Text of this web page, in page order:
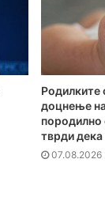
Родилките
доцнење
тврди дека
07.08.2026